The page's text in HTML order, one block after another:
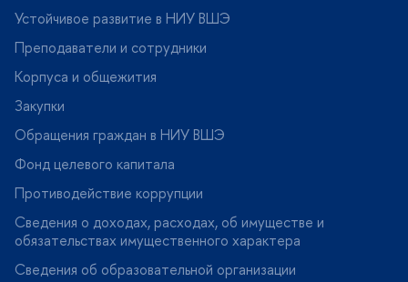
Устойчивое развитие в НИУ ВШЭ
Преподаватели и сотрудники
Корпуса и общежития
Закупки
Обращения граждан в НИУ ВШЭ
Фонд целевого капитала
Противодействие коррупции
Сведения о доходах, расходах, об имуществе и
обязательствах имущественного характера
Сведения об образовательной организации